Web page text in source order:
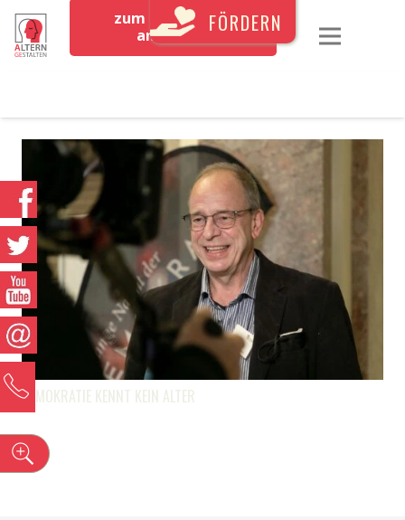
zum Newsletter
anmeldenFÖRDERN
DEMOKRATIE KENNT KEIN ALTER